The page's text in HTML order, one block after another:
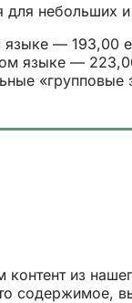
для небольших
— 193,00
языке —
из
содержимое,